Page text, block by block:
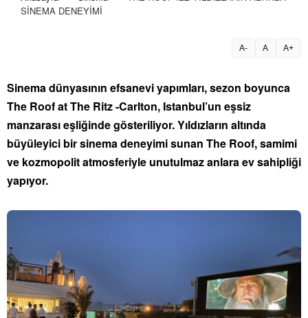
SİNEMA DENEYİMİ
A- A A+
Sinema dünyasının efsanevi yapımları, sezon boyunca
The Roof at The Ritz -Carlton, Istanbul’un eşsiz
manzarası eşliğinde gösteriliyor. Yıldızların altında
büyüleyici bir sinema deneyimi sunan The Roof, samimi
ve kozmopolit atmosferiyle unutulmaz anlara ev sahipliği
yapıyor.